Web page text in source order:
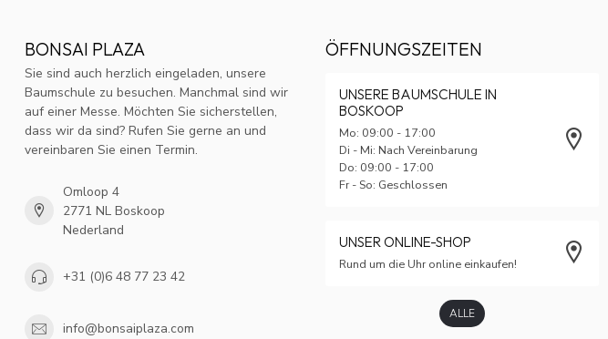
BONSAI PLAZA
Sie sind auch herzlich eingeladen, unsere
Baumschule zu besuchen. Manchmal sind wir
auf einer Messe. Möchten Sie sicherstellen,
dass wir da sind? Rufen Sie gerne an und
vereinbaren Sie einen Termin.
Omloop 4
2771 NL Boskoop
Nederland
+31 (0)6 48 77 23 42
info@bonsaiplaza.com
ÖFFNUNGSZEITEN
UNSERE BAUMSCHULE IN
BOSKOOP
Mo: 09:00 - 17:00
Di - Mi: Nach Vereinbarung
Do: 09:00 - 17:00
Fr - So: Geschlossen
UNSER ONLINE-SHOP
Rund um die Uhr online einkaufen!
ALLE